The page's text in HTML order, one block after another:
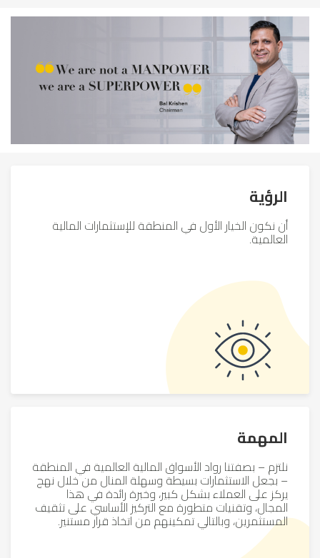
الرؤية
أن نكون الخيار الأول في المنطقة للإستثمارات المالية
العالمية.
المهمة
نلتزم – بصفتنا رواد الأسواق المالية العالمية في المنطقة
– بجعل الاستثمارات بسيطة وسهلة المنال من خلال نهج
يركز على العملاء بشكل كبير، وخبرة رائدة في هذا
المجال، وتقنيات متطورة مع التركيز الأساسي على تثقيف
المستثمرين، وبالتالي تمكينهم من اتخاذ قرار مستنير.